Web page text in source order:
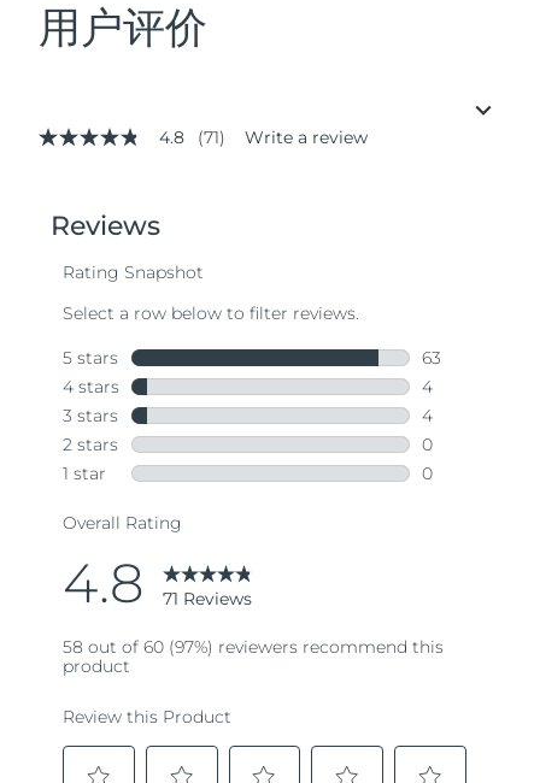
用户评价
4.8
stars,
average
value.
Same
page
link.
4.8 (71) Write a review